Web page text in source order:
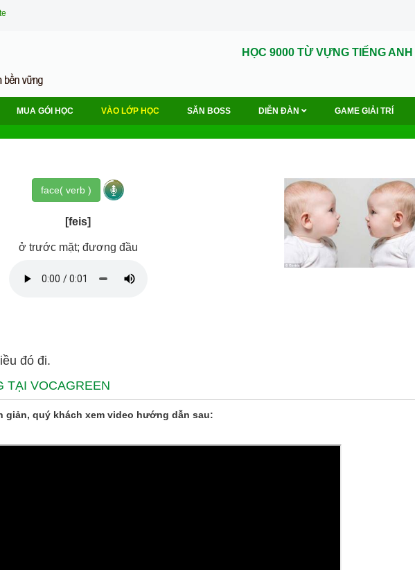
HỌC 9000 TỪ VỰNG TIẾNG ANH
MUA GÓI HỌC VÀO LỚP HỌC SĂN BOSS DIỄN ĐÀN GAME GIẢI TRÍ
face( verb )
[feis]
ở trước mặt; đương đầu
đó đi.
TẠI VOCAGREEN
giản, quý khách xem video hướng dẫn sau: